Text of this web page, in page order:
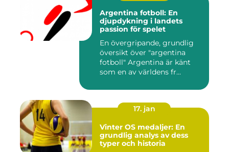
Argentina fotboll: En
djupdykning i landets
passion för spelet
En övergripande, grundlig
översikt över "argentina
fotboll" Argentina är känt
som en av världens fr...
17. jan
Vinter OS medaljer: En
grundlig analys av dess
typer och historia